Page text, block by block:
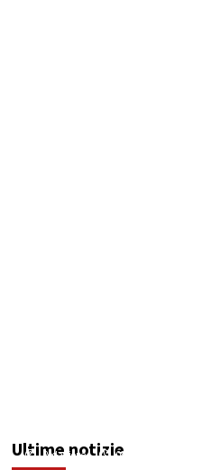
Ultime notizie
Redazione 08/08/2026